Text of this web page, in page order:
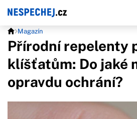
Magazín
Přírodní repelenty
klíšťatům: Do jaké
opravdu ochrání?